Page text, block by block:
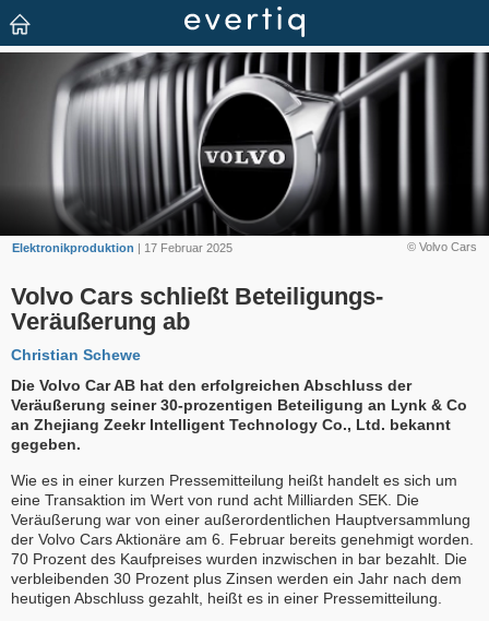
© Volvo Cars
Elektronikproduktion | 17 Februar 2025
Volvo Cars schließt Beteiligungs-
Veräußerung ab
Christian Schewe
Die Volvo Car AB hat den erfolgreichen Abschluss der
Veräußerung seiner 30-prozentigen Beteiligung an Lynk & Co
an Zhejiang Zeekr Intelligent Technology Co., Ltd. bekannt
gegeben.
Wie es in einer kurzen Pressemitteilung heißt handelt es sich um
eine Transaktion im Wert von rund acht Milliarden SEK. Die
Veräußerung war von einer außerordentlichen Hauptversammlung
der Volvo Cars Aktionäre am 6. Februar bereits genehmigt worden.
70 Prozent des Kaufpreises wurden inzwischen in bar bezahlt. Die
verbleibenden 30 Prozent plus Zinsen werden ein Jahr nach dem
heutigen Abschluss gezahlt, heißt es in einer Pressemitteilung.